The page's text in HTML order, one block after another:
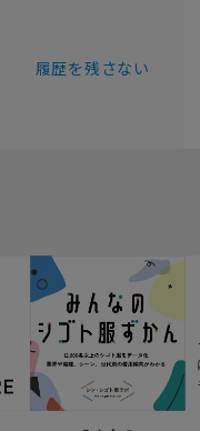
履歴を残さない